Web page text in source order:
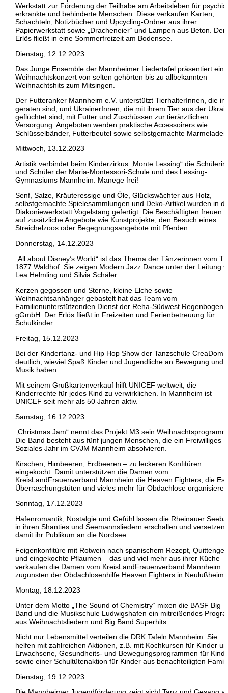
Werkstatt zur Förderung der Teilhabe am Arbeitsleben für
erkrankte und behinderte Menschen. Diese verkaufen Karten,
Schachteln, Notizbücher und Upcycling-Ordner aus ihrer
Papierwerkstatt sowie „Dracheneier“ und Lampen aus Beton. Der
Erlös fließt in eine Sommerfreizeit am Bodensee.
Dienstag, 12.12.2023
Das Junge Ensemble der Mannheimer Liedertafel präsentiert ein
Weihnachtskonzert von selten gehörten bis zu allbekannten
Weihnachtshits zum Mitsingen.
Der Futteranker Mannheim e.V. unterstützt TierhalterInnen, die in
geraten sind, und UkrainerInnen, die mit ihrem Tier aus der
geflüchtet sind, mit Futter und Zuschüssen zur tierärztlichen
Versorgung. Angeboten werden praktische Accessoirers wie
Schlüsselbänder, Futterbeutel sowie selbstgemachte
Mittwoch, 13.12.2023
Artistik verbindet beim Kinderzirkus „Monte Lessing“ die
und Schüler der Maria-Montessori-Schule und des Lessing-
Gymnasiums Mannheim. Manege frei!
Senf, Salze, Kräuteressige und Öle, Glückswächter aus Holz,
selbstgemachte Spielesammlungen und Deko-Artikel wurden in
Diakoniewerkstatt Vogelstang gefertigt. Die Beschäftigten freuen
auf zusätzliche Angebote wie Kunstprojekte, den Besuch eines
Streichelzoos oder Begegnungsangebote mit Pferden.
Donnerstag, 14.12.2023
„All about Disney’s World“ ist das Thema der Tänzerinnen vom TV
1877 Waldhof. Sie zeigen Modern Jazz Dance unter der Leitung
Lea Helmling und Silvia Schäler.
Kerzen gegossen und Sterne, kleine Elche sowie
Weihnachtsanhänger gebastelt hat das Team vom
Familienunterstützenden Dienst der Reha-Südwest Regenbogen
gGmbH. Der Erlös fließt in Freizeiten und Ferienbetreuung für
Schulkinder.
Freitag, 15.12.2023
Bei der Kindertanz- und Hip Hop Show der Tanzschule CreaDom
deutlich, wieviel Spaß Kinder und Jugendliche an Bewegung und
Musik haben.
Mit seinem Grußkartenverkauf hilft UNICEF weltweit, die
Kinderrechte für jedes Kind zu verwirklichen. In Mannheim ist
UNICEF seit mehr als 50 Jahren aktiv.
Samstag, 16.12.2023
„Christmas Jam“ nennt das Projekt M3 sein
Die Band besteht aus fünf jungen Menschen, die ein Freiwilliges
Soziales Jahr im CVJM Mannheim absolvieren.
Kirschen, Himbeeren, Erdbeeren – zu leckeren Konfitüren
eingekocht: Damit unterstützen die Damen vom
KreisLandFrauenverband Mannheim die Heaven Fighters, die
Überraschungstüten und vieles mehr für Obdachlose
Sonntag, 17.12.2023
Hafenromantik, Nostalgie und Gefühl lassen die Rheinauer
in ihren Shanties und Seemannsliedern erschallen und versetzen
damit ihr Publikum an die Nordsee.
Feigenkonfitüre mit Rotwein nach spanischem Rezept,
und eingekochte Pflaumen – das und viel mehr aus ihrer Küche
verkaufen die Damen vom KreisLandFrauenverband Mannheim
zugunsten der Obdachlosenhilfe Heaven Fighters in Neulußheim.
Montag, 18.12.2023
Unter dem Motto „The Sound of Chemistry“ mixen die BASF Big
Band und die Musikschule Ludwigshafen ein mitreißendes
aus Weihnachtsliedern und Big Band Superhits.
Nicht nur Lebensmittel verteilen die DRK Tafeln Mannheim: Sie
helfen mit zahlreichen Aktionen, z.B. mit Kochkursen für Kinder
Erwachsene, Gesundheits- und Bewegungsprogrammen für
sowie einer Schultütenaktion für Kinder aus benachteiligten
Dienstag, 19.12.2023